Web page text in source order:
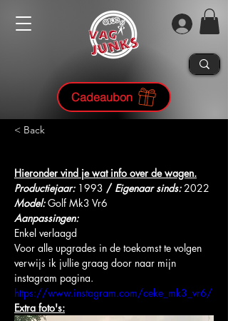
Cadeaubon
< Back
Hieronder vind je wat info over de wagen.
Productiejaar: 1993 / Eigenaar sinds: 2022
Model: Golf Mk3 Vr6
Aanpassingen:
Enkel verlaagd
Voor alle upgrades in de toekomst te volgen
verwijs ik jullie graag door naar mijn
instagram pagina.
https://www.instagram.com/ceke_mk3_vr6/
Extra foto's: